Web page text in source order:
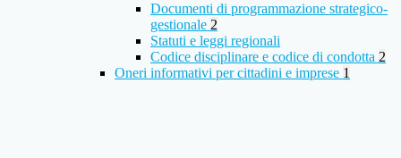
Documenti di programmazione strategico-
gestionale 2
Statuti e leggi regionali
Codice disciplinare e codice di condotta 2
Oneri informativi per cittadini e imprese 1